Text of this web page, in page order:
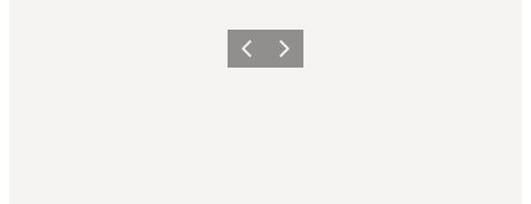
Previous
Next